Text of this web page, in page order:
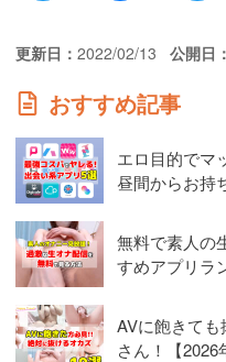
更新日 2022/02/13 公開日
おすすめ記事
エロ目的でマ
昼間からお持
無料で素人の
すめアプリラ
AVに飽きても
さん！【2026